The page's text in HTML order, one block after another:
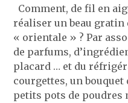
Comment, de fil en
réaliser un beau gratin
« orientale » ? Par
de parfums,
placard … et du
courgettes, un
petits pots de poudres